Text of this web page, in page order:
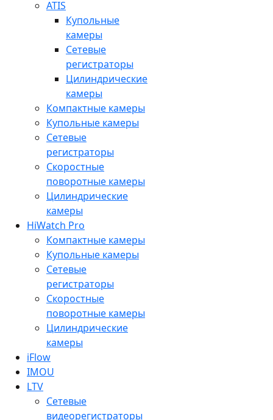
ATIS
Купольные
камеры
Сетевые
регистраторы
Цилиндрические
камеры
Компактные камеры
Купольные камеры
Сетевые
регистраторы
Скоростные
поворотные камеры
Цилиндрические
камеры
HiWatch Pro
Компактные камеры
Купольные камеры
Сетевые
регистраторы
Скоростные
поворотные камеры
Цилиндрические
камеры
iFlow
IMOU
LTV
Сетевые
видеорегистраторы